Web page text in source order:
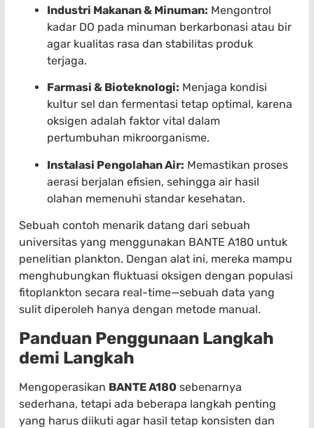
Industri Makanan & Minuman: Mengontrol
kadar DO pada minuman berkarbonasi atau bir
agar kualitas rasa dan stabilitas produk
terjaga.
Farmasi & Bioteknologi: Menjaga kondisi
kultur sel dan fermentasi tetap optimal, karena
oksigen adalah faktor vital dalam
pertumbuhan mikroorganisme.
Instalasi Pengolahan Air: Memastikan proses
aerasi berjalan efisien, sehingga air hasil
olahan memenuhi standar kesehatan.
Sebuah contoh menarik datang dari sebuah
universitas yang menggunakan BANTE A180 untuk
penelitian plankton. Dengan alat ini, mereka mampu
menghubungkan fluktuasi oksigen dengan populasi
fitoplankton secara real-time—sebuah data yang
sulit diperoleh hanya dengan metode manual.
Panduan Penggunaan Langkah
demi Langkah
Mengoperasikan BANTE A180 sebenarnya
sederhana, tetapi ada beberapa langkah penting
yang harus diikuti agar hasil tetap konsisten dan